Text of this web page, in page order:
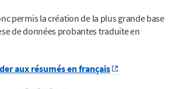
permis la création de la plus grande base
de données probantes traduite en
aux résumés en français